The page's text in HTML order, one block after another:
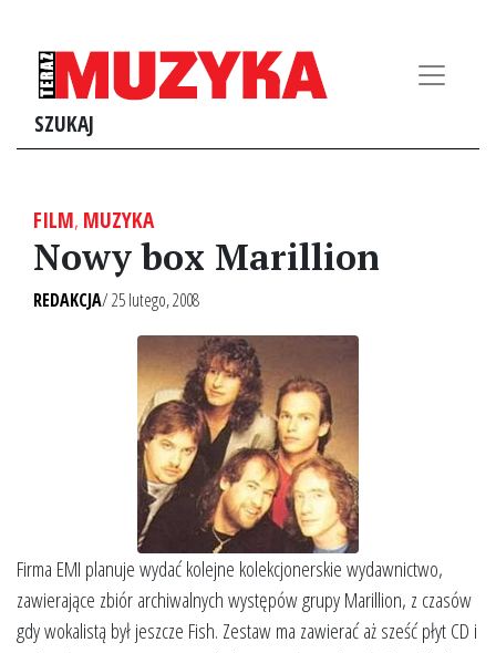
SZUKAJ
FILM, MUZYKA
Nowy box Marillion
REDAKCJA/ 25 lutego, 2008
Firma EMI planuje wydać kolejne kolekcjonerskie wydawnictwo,
zawierające zbiór archiwalnych występów grupy Marillion, z czasów
gdy wokalistą był jeszcze Fish. Zestaw ma zawierać aż sześć płyt CD i